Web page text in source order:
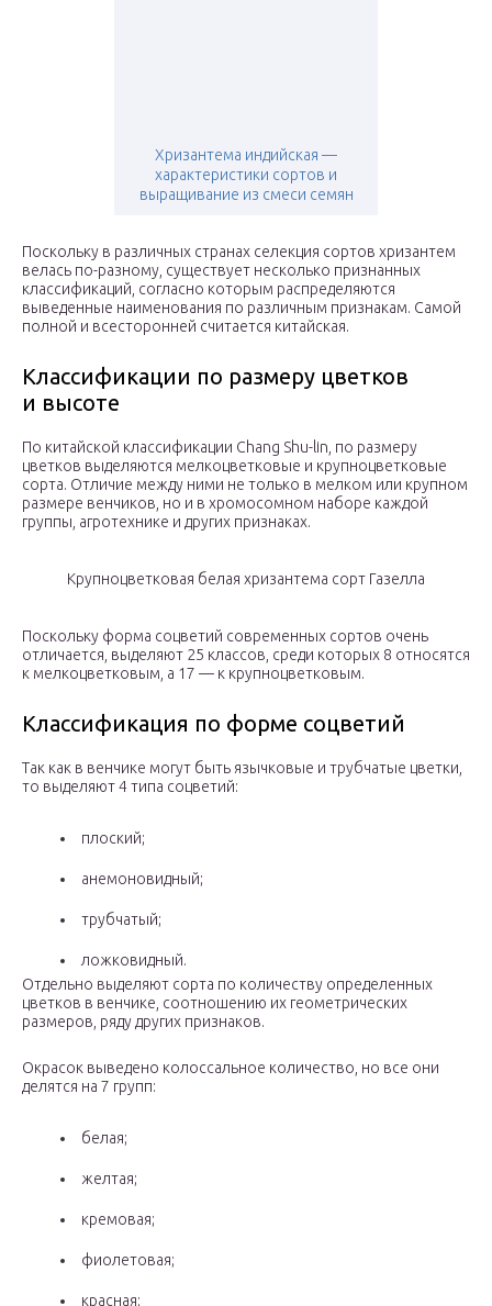
Хризантема индийская —
характеристики сортов и
выращивание из смеси семян
Поскольку в различных странах селекция сортов хризантем
велась по-разному, существует несколько признанных
классификаций, согласно которым распределяются
выведенные наименования по различным признакам. Самой
полной и всесторонней считается китайская.
Классификации по размеру цветков
и высоте
По китайской классификации Chang Shu-lin, по размеру
цветков выделяются мелкоцветковые и крупноцветковые
сорта. Отличие между ними не только в мелком или крупном
размере венчиков, но и в хромосомном наборе каждой
группы, агротехнике и других признаках.
Крупноцветковая белая хризантема сорт Газелла
Поскольку форма соцветий современных сортов очень
отличается, выделяют 25 классов, среди которых 8 относятся
к мелкоцветковым, а 17 — к крупноцветковым.
Классификация по форме соцветий
Так как в венчике могут быть язычковые и трубчатые цветки,
то выделяют 4 типа соцветий:
плоский;
анемоновидный;
трубчатый;
ложковидный.
Отдельно выделяют сорта по количеству определенных
цветков в венчике, соотношению их геометрических
размеров, ряду других признаков.
Окрасок выведено колоссальное количество, но все они
делятся на 7 групп:
белая;
желтая;
кремовая;
фиолетовая;
красная;